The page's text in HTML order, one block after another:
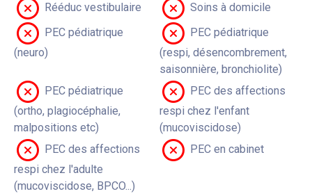
Rééduc vestibulaire
Soins à domicile
PEC pédiatrique
(neuro)
PEC pédiatrique
(respi, désencombrement,
saisonnière, bronchiolite)
PEC pédiatrique
(ortho, plagiocéphalie,
malpositions etc)
PEC des affections
respi chez l'enfant
(mucoviscidose)
PEC des affections
respi chez l'adulte
(mucoviscidose, BPCO...)
PEC en cabinet